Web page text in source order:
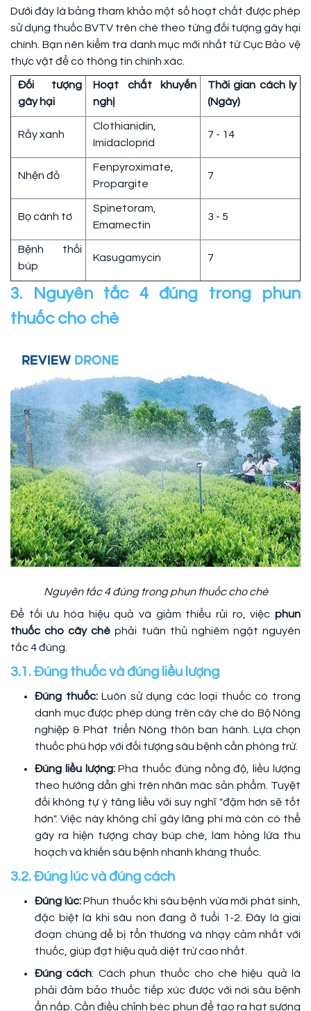
Dưới đây là bảng tham khảo một số hoạt chất được phép
sử dụng thuốc BVTV trên chè theo từng đối tượng gây hại
chính. Bạn nên kiểm tra danh mục mới nhất từ Cục Bảo vệ
thực vật để có thông tin chính xác.
Đối tượng
gây hại
Hoạt chất khuyến
nghị
Thời gian cách ly
(Ngày)
Rầy xanh
Clothianidin,
Imidacloprid
7 - 14
Nhện đỏ
Fenpyroximate,
Propargite
7
Bọ cánh tơ
Spinetoram,
Emamectin
3 - 5
Bệnh thối
búp
Kasugamycin 7
3. Nguyên tắc 4 đúng trong phun
thuốc cho chè
Nguyên tắc 4 đúng trong phun thuốc cho chè
Để tối ưu hóa hiệu quả và giảm thiểu rủi ro, việc phun
thuốc cho cây chè phải tuân thủ nghiêm ngặt nguyên
tắc 4 đúng.
3.1. Đúng thuốc và đúng liều lượng
Đúng thuốc:Luôn sử dụng các loại thuốc có trong
danh mục được phép dùng trên cây chè do Bộ Nông
nghiệp & Phát triển Nông thôn ban hành. Lựa chọn
thuốc phù hợp với đối tượng sâu bệnh cần phòng trừ.
Đúng liều lượng:Pha thuốc đúng nồng độ, liều lượng
theo hướng dẫn ghi trên nhãn mác sản phẩm. Tuyệt
đối không tự ý tăng liều với suy nghĩ "đậm hơn sẽ tốt
hơn". Việc này không chỉ gây lãng phí mà còn có thể
gây ra hiện tượng cháy búp chè, làm hỏng lứa thu
hoạch và khiến sâu bệnh nhanh kháng thuốc.
3.2. Đúng lúc và đúng cách
Đúng lúc:Phun thuốc khi sâu bệnh vừa mới phát sinh,
đặc biệt là khi sâu non đang ở tuổi 1-2. Đây là giai
đoạn chúng dễ bị tổn thương và nhạy cảm nhất với
thuốc, giúp đạt hiệu quả diệt trừ cao nhất.
Đúng cách: Cách phun thuốc cho chè hiệu quả là
phải đảm bảo thuốc tiếp xúc được với nơi sâu bệnh
ẩn nấp. Cần điều chỉnh béc phun để tạo ra hạt sương